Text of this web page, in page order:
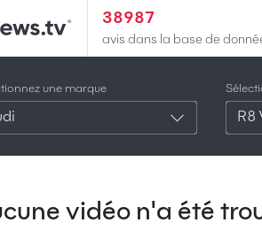
38987
avis dans la base de
une marque
R8
vidéo n'a été